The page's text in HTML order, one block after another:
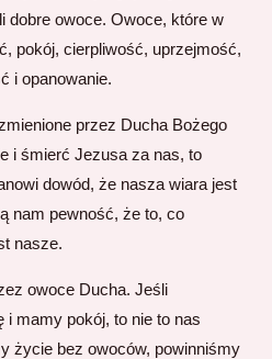
dobre owoce. Owoce, które w
pokój, cierpliwość, uprzejmość,
i opanowanie.
przez Ducha Bożego
i śmierć Jezusa za nas, to
dowód, że nasza wiara jest
nam pewność, że to, co
nasze.
owoce Ducha. Jeśli
mamy pokój, to nie to nas
życie bez owoców, powinniśmy